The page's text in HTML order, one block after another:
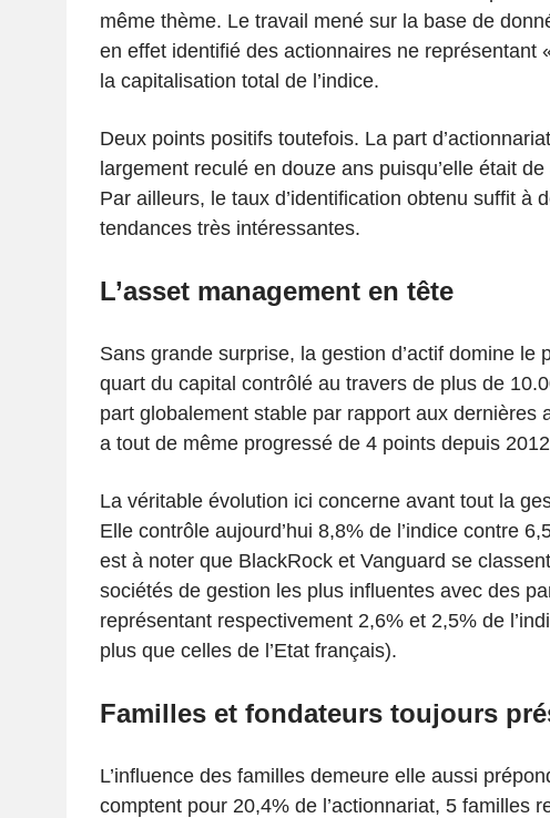
même thème. Le travail mené sur la base de
en effet identifié des actionnaires ne représentant
la capitalisation total de l’indice.
Deux points positifs toutefois. La part
largement reculé en douze ans puisqu’elle était
Par ailleurs, le taux d’identification obtenu suffit à
tendances très intéressantes.
L’asset management en tête
Sans grande surprise, la gestion d’actif domine le
quart du capital contrôlé au travers de plus de
part globalement stable par rapport aux dernières
a tout de même progressé de 4 points depuis
La véritable évolution ici concerne avant tout la
Elle contrôle aujourd’hui 8,8% de l’indice contre
est à noter que BlackRock et Vanguard se
sociétés de gestion les plus influentes avec des
représentant respectivement 2,6% et 2,5% de
plus que celles de l’Etat français).
Familles et fondateurs toujours
L’influence des familles demeure elle aussi
comptent pour 20,4% de l’actionnariat, 5 familles